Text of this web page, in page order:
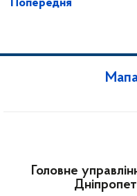
Попередня
Головне